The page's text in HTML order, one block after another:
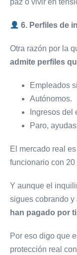
paz o vivir en
6. Perfiles de
Otra razón por la
admite perfiles
Empleados
Autónomos.
Ingresos del
Paro,
El mercado real
funcionario con
Y aunque el
sigues cobrando y
han pagado por ti
Por eso digo que
protección real